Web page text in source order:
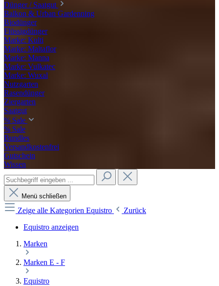
Dünger / Saatgut
Balkon & Urban Gardenning
Biodünger
Flüssigdünger
Marke: Kulti
Marke: Maltaflor
Marke: Manna
Marke: Vulkatec
Marke: Wuxal
Nutzgarten
Rasendünger
Ziergarten
Saatgut
% Sale
% Sale
Bundles
Versandkostenfrei
Gutschein
Wissen
Menü schließen
Zeige alle Kategorien Equistro
Zurück
Equistro anzeigen
Marken
Marken E - F
Equistro